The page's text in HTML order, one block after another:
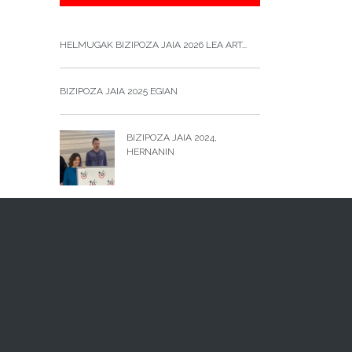
HELMUGAK BIZIPOZA JAIA 2026 LEA ART...
BIZIPOZA JAIA 2025 EGIAN
BIZIPOZA JAIA 2024,
HERNANIN